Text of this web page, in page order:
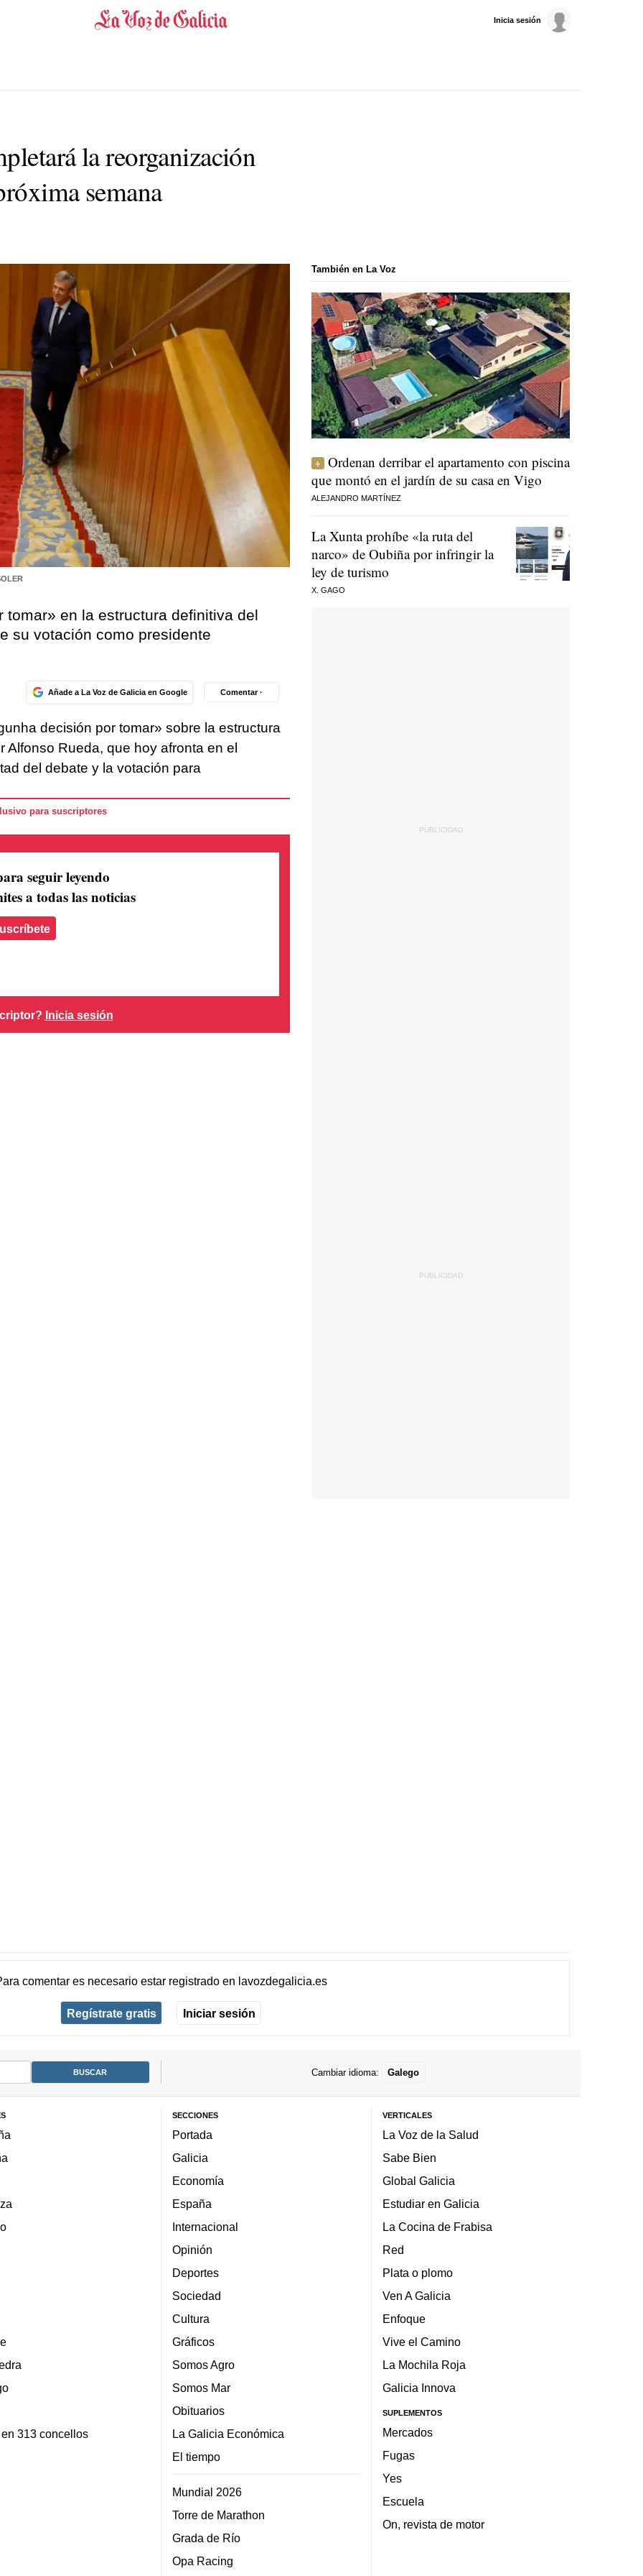
Inicia sesión
la reorganización
semana
tomar» en la estructura definitiva del
su votación como presidente
Añade a La Voz de Galicia en Google Comentar ·
decisión por tomar» sobre la estructura
Alfonso Rueda, que hoy afronta en el
del debate y la votación para
para suscriptores
seguir leyendo
a todas las noticias
Inicia sesión
También en La Voz
Ordenan derribar el apartamento con piscina
que montó en el jardín de su casa en Vigo
ALEJANDRO MARTÍNEZ
La Xunta prohíbe «la ruta del
narco» de Oubiña por infringir la
ley de turismo
X. GAGO
comentar es necesario estar registradoen lavozdegalicia.es
Regístrate gratis Iniciar sesión
Cambiar idioma: Galego
313 concellos
SECCIONES
Portada
Galicia
Economía
España
Internacional
Opinión
Deportes
Sociedad
Cultura
Gráficos
Somos Agro
Somos Mar
Obituarios
La Galicia Económica
El tiempo
Mundial 2026
Torre de Marathon
Grada de Río
Opa Racing
VERTICALES
La Voz de la Salud
Sabe Bien
Global Galicia
Estudiar en Galicia
La Cocina de Frabisa
Red
Plata o plomo
Ven A Galicia
Enfoque
Vive el Camino
La Mochila Roja
Galicia Innova
SUPLEMENTOS
Mercados
Fugas
Yes
Escuela
On, revista de motor